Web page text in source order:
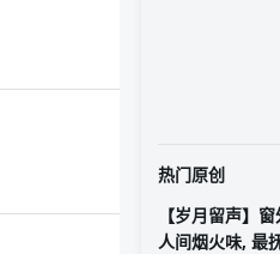
热门原创
【岁月留声】
人间烟火味, 最